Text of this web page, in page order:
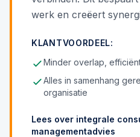
werk en creëert
KLANTVOORDEEL:
Minder overlap,
Alles in samenhang
organisatie
Lees over integrale
managementadvies